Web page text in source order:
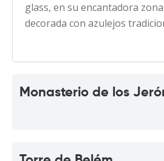
glass, en su encantadora
decorada con azulejos
Monasterio de los